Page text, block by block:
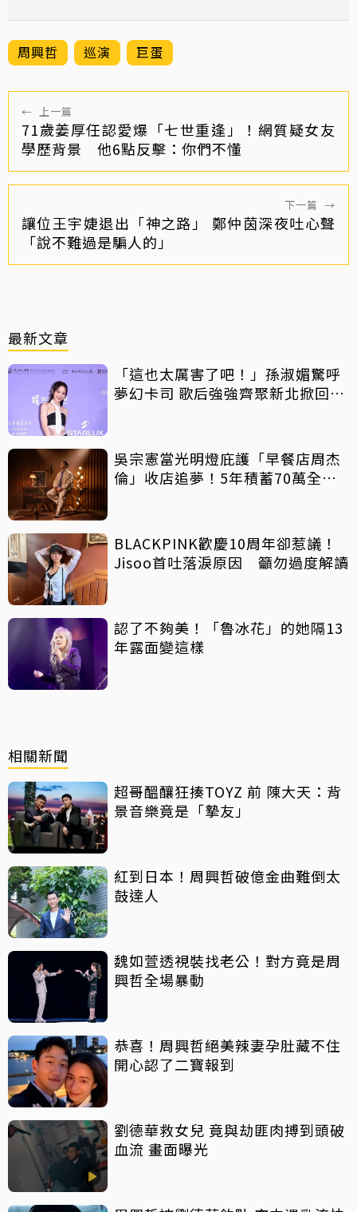
周興哲 巡演 巨蛋
← 上一篇
71歲姜厚任認愛爆「七世重逢」！網質疑女友
學歷背景 他6點反擊：你們不懂
下一篇 →
讓位王宇婕退出「神之路」 鄭仲茵深夜吐心聲
「說不難過是騙人的」
最新文章
「這也太厲害了吧！」孫淑媚驚呼
夢幻卡司 歌后強強齊聚新北掀回憶
吳宗憲當光明燈庇護「早餐店周杰
倫」收店追夢！5年積蓄70萬全砸
BLACKPINK歡慶10周年卻惹議！
Jisoo首吐落淚原因 籲勿過度解讀
認了不夠美！「魯冰花」的她隔13
年露面變這樣
相關新聞
超哥醞釀狂揍TOYZ 前 陳大天：背
景音樂竟是「摯友」
紅到日本！周興哲破億金曲難倒太
鼓達人
魏如萱透視裝找老公！對方竟是周
興哲全場暴動
恭喜！周興哲絕美辣妻孕肚藏不住
開心認了二寶報到
劉德華救女兒 竟與劫匪肉搏到頭破
血流 畫面曝光